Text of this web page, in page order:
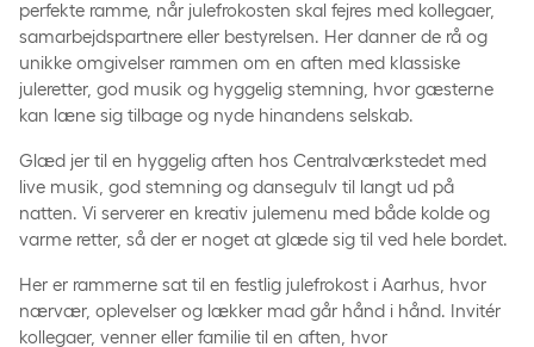
perfekte ramme, når julefrokosten skal fejres med kollegaer,
samarbejdspartnere eller bestyrelsen. Her danner de rå og
unikke omgivelser rammen om en aften med klassiske
juleretter, god musik og hyggelig stemning, hvor gæsterne
kan læne sig tilbage og nyde hinandens selskab.
Glæd jer til en hyggelig aften hos Centralværkstedet med
live musik, god stemning og dansegulv til langt ud på
natten. Vi serverer en kreativ julemenu med både kolde og
varme retter, så der er noget at glæde sig til ved hele bordet.
Her er rammerne sat til en festlig julefrokost i Aarhus, hvor
nærvær, oplevelser og lækker mad går hånd i hånd. Invitér
kollegaer, venner eller familie til en aften, hvor